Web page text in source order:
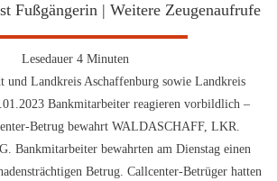
Fußgängerin | Weitere Zeugenaufrufe
Lesedauer 4 Minuten
und Landkreis Aschaffenburg sowie Landkreis
Bankmitarbeiter reagieren vorbildlich –
Betrug bewahrt WALDASCHAFF, LKR.
Bankmitarbeiter bewahrten am Dienstag einen
Betrug. Callcenter-Betrüger hatten